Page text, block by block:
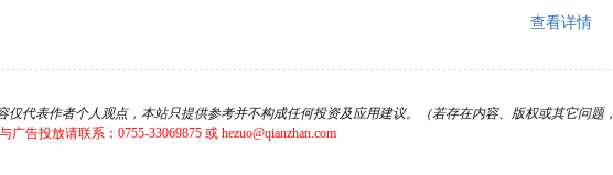
查看详情
代表作者个人观点，本站只提供参考并不构成任何投资及应用建议。（若存在内容、版权或其它问题，
广告投放请联系：0755-33069875 或 hezuo@qianzhan.com